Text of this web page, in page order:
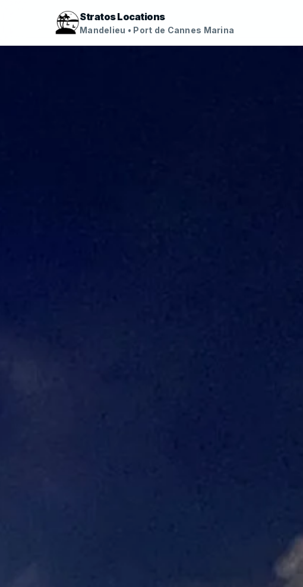
Stratos Locations
Mandelieu • Port de Cannes Marina